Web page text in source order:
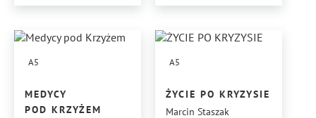
O SIEBIE,
A5
MEDYCY
POD KRZYŻEM
A5
ŻYCIE PO KRYZYSIE
Marcin Staszak